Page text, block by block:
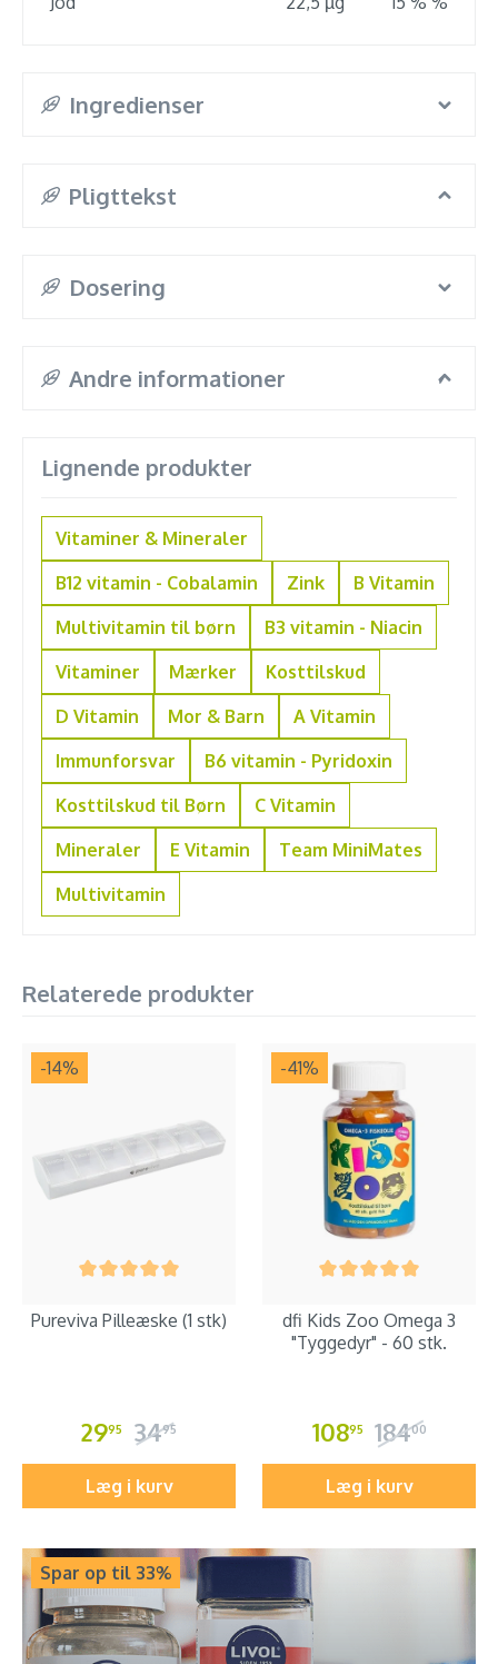
Ingredienser
Pligttekst
Dosering
Andre informationer
Lignende produkter
Vitaminer & Mineraler
B12 vitamin - Cobalamin
Zink
B Vitamin
Multivitamin til børn
B3 vitamin - Niacin
Vitaminer
Mærker
Kosttilskud
D Vitamin
Mor & Barn
A Vitamin
Immunforsvar
B6 vitamin - Pyridoxin
Kosttilskud til Børn
C Vitamin
Mineraler
E Vitamin
Team MiniMates
Multivitamin
Relaterede produkter
-14%
Pureviva Pilleæske (1 stk)
2995 3495
Læg i kurv
-41%
dfi Kids Zoo Omega 3
"Tyggedyr" - 60 stk.
10895 18400
Læg i kurv
Spar op til 33%